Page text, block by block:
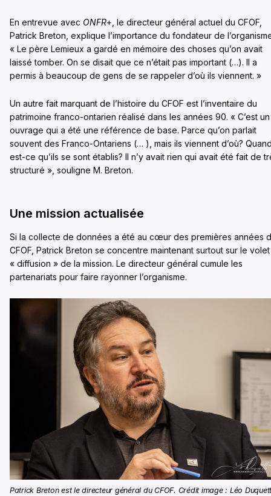
En entrevue avec ONFR+, le directeur général actuel du CFOF,
Patrick Breton, explique l’importance du fondateur de
« Le père Lemieux a gardé en mémoire des choses qu’on avait
laissé tomber. On se disait que ce n’était pas important (…). Il a
permis à beaucoup de gens de se rappeler d’où ils viennent. »
Un autre fait marquant de l’histoire du CFOF est l’inventaire du
patrimoine franco-ontarien réalisé dans les années 90. « C’est un
ouvrage qui a été une référence de base. Parce qu’on parlait
souvent des Franco-Ontariens (… ), mais ils viennent d’où?
est-ce qu’ils se sont établis? Il n’y avait rien qui avait été fait de
structuré », souligne M. Breton.
Une mission actualisée
Si la collecte de données a été au cœur des premières années
CFOF, Patrick Breton se concentre maintenant surtout sur le volet
« diffusion » de la mission. Le directeur général cumule les
partenariats pour faire rayonner l’organisme.
Patrick Breton est le directeur général du CFOF. Crédit image : Léo